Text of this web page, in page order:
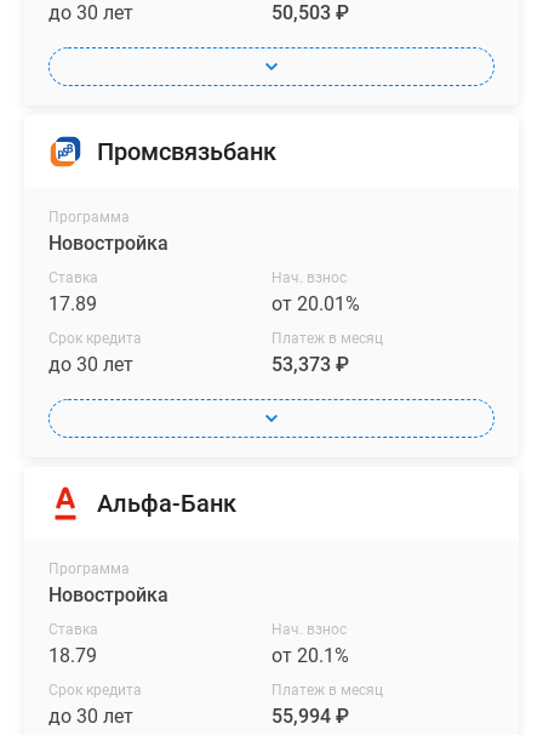
до 30 лет 50,503 ₽
Промсвязьбанк
Программа
Новостройка
Ставка
17.89
Нач. взнос
от 20.01%
Срок кредита
до 30 лет
Платеж в месяц
53,373 ₽
Альфа-Банк
Программа
Новостройка
Ставка
18.79
Нач. взнос
от 20.1%
Срок кредита
до 30 лет
Платеж в месяц
55,994 ₽